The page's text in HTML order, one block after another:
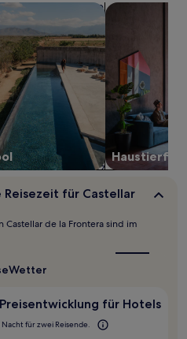
Wellness vor Ort
nach Unterkünften mit Pool
Suche nach
für Castellar
Castellar de la Frontera sind im
Wetter
für Hotels
für zwei Reisende.